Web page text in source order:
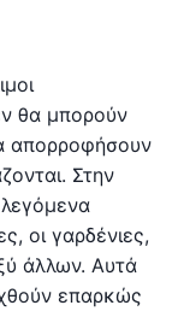
θα μπορούν
απορροφήσουν
Στην
οι γαρδένιες,
άλλων. Αυτά
επαρκώς